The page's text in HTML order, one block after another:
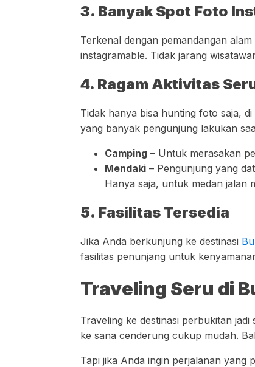
3. Banyak Spot Foto
Terkenal dengan pemandangan
instagramable. Tidak jarang
4. Ragam Aktivitas
Tidak hanya bisa hunting foto saja,
yang banyak pengunjung lakukan
Camping – Untuk merasakan
Mendaki – Pengunjung yang
Hanya saja, untuk medan jalan
5. Fasilitas Tersedia
Jika Anda berkunjung ke destinasi
fasilitas penunjang untuk
Traveling Seru di
Traveling ke destinasi perbukitan
ke sana cenderung cukup mudah.
Tapi jika Anda ingin perjalanan yang